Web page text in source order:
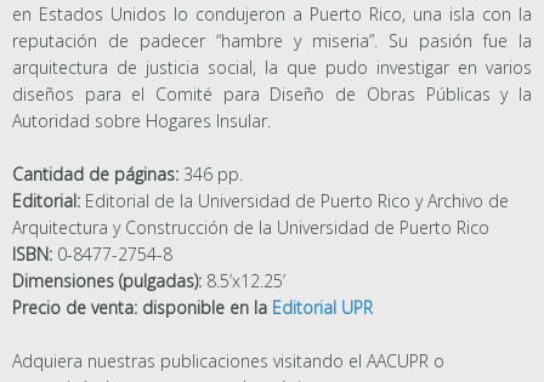
en Estados Unidos lo condujeron a Puerto Rico, una isla con la
reputación de padecer “hambre y miseria”. Su pasión fue la
arquitectura de justicia social, la que pudo investigar en varios
diseños para el Comité para Diseño de Obras Públicas y la
Autoridad sobre Hogares Insular.
Cantidad de páginas: 346 pp.
Editorial: Editorial de la Universidad de Puerto Rico y Archivo de
Arquitectura y Construcción de la Universidad de Puerto Rico
ISBN: 0-8477-2754-8
Dimensiones (pulgadas): 8.5’x12.25’
Precio de venta: disponible en la Editorial UPR
Adquiera nuestras publicaciones visitando el AACUPR o